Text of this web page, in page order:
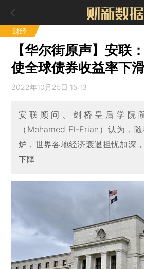
财经
【华尔街原声】安联
使全球债券收益率下
2022年10月25日 15:13
安联顾问、剑桥皇后学院
（Mohamed El-Erian）认为，
炉，世界各地经济衰退担忧加深
下降